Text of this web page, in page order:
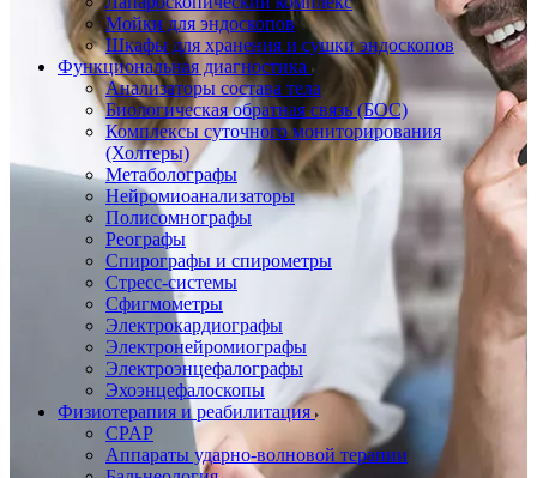
Мойки для эндоскопов
Шкафы для хранения и сушки эндоскопов
Функциональная диагностика
Анализаторы состава тела
Биологическая обратная связь (БОС)
Комплексы суточного мониторирования
(Холтеры)
Метаболографы
Нейромиоанализаторы
Полисомнографы
Реографы
Спирографы и спирометры
Стресс-системы
Сфигмометры
Электрокардиографы
Электронейромиографы
Электроэнцефалографы
Эхоэнцефалоскопы
Физиотерапия и реабилитация
CPAP
Аппараты ударно-волновой терапии